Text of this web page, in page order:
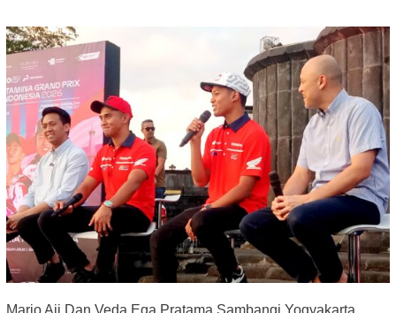
Mario Aji Dan Veda Ega Pratama Sambangi Yogyakarta,